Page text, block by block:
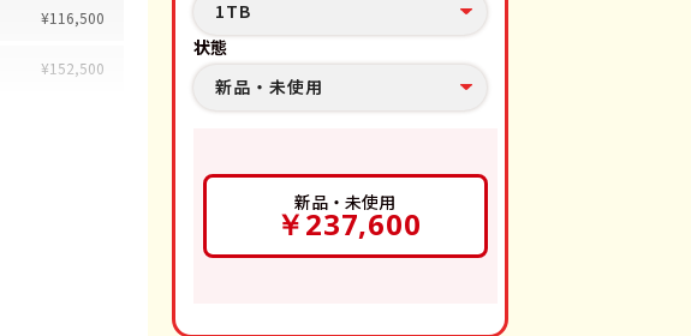
¥116,500
¥152,500
1TB
状態
新品・未使用
新品・未使用
￥237,600